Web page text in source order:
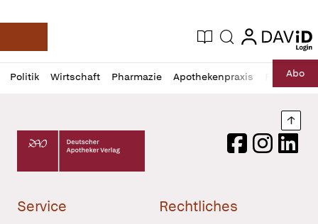
Deutsche Apotheker Zeitung
Aktuelle Ausgabe
Suche login
login
Politik Wirtschaft Pharmazie Apothekenpraxis RechtAbo
Profil
öffnen
Daz
Pur
Deutscher Apotheker Verlag Logo
FacebookInstagram
Service Rechtliches